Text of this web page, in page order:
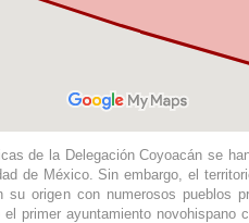
de la Delegación Coyoacán se
de México. Sin embargo, el
origen con numerosos pueblos
primer ayuntamiento novohispano